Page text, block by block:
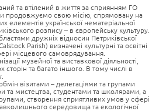
та втілений в життя за сприянням ГО
продовжуємо свою місію, спрямовану на
елементів української нематеріальної
розпису – в європейську культуру.
дружніх відносин Петриківської
Parish) визначені культурні та освітні
місцевого самоврядування.
музейної та виставкової діяльності,
сторін та багато іншого. В тому числі в
візитами – делегаціями та групами
та мистецтва, студентами та школярами, а
створення сприятливих умов у сфері
середовища та екологічної